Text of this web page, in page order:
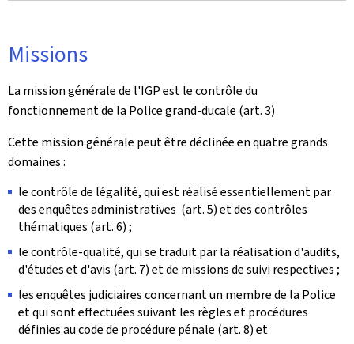
Missions
La mission générale de l'IGP est le contrôle du
fonctionnement de la Police grand-ducale (art. 3)
Cette mission générale peut être déclinée en quatre grands
domaines :
le contrôle de légalité, qui est réalisé essentiellement par
des enquêtes administratives (art. 5) et des contrôles
thématiques (art. 6) ;
le contrôle-qualité, qui se traduit par la réalisation d'audits,
d'études et d'avis (art. 7) et de missions de suivi respectives ;
les enquêtes judiciaires concernant un membre de la Police
et qui sont effectuées suivant les règles et procédures
définies au code de procédure pénale (art. 8) et